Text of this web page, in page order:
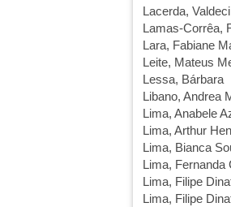
Lacerda,
Lamas-Corrêa,
Lara, Fabiane
Leite, Mateus
Lessa, Bárbara
Libano, Andrea
Lima, Anabele
Lima, Arthur
Lima, Bianca
Lima, Fernanda
Lima, Filipe
Lima, Filipe